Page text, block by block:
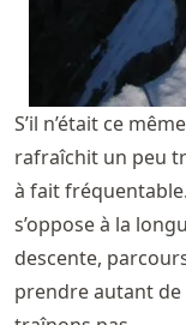
S’il n’était ce
rafraîchit un peu
à fait
s’oppose à la
descente,
prendre autant de